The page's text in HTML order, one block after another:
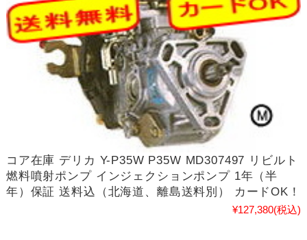
コア在庫 デリカ Y-P35W P35W MD307497 リビルト
燃料噴射ポンプ インジェクションポンプ 1年（半
年）保証 送料込（北海道、離島送料別） カードOK！
¥127,380(税込)